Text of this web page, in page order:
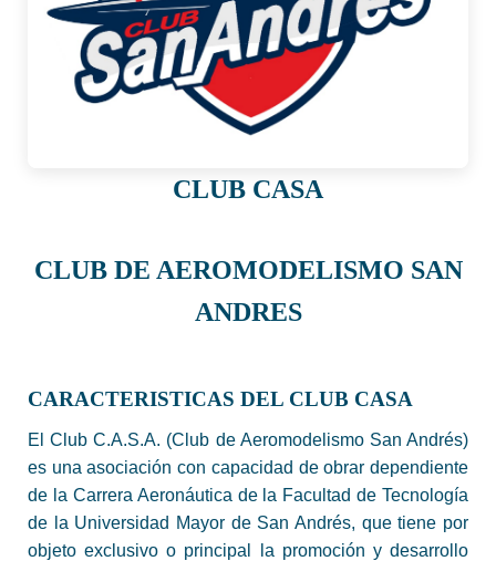
CLUB CASA
CLUB DE AEROMODELISMO SAN
ANDRES
CARACTERISTICAS DEL CLUB CASA
El Club C.A.S.A. (Club de Aeromodelismo San Andrés)
es una asociación con capacidad de obrar dependiente
de la Carrera Aeronáutica de la Facultad de Tecnología
de la Universidad Mayor de San Andrés, que tiene por
objeto exclusivo o principal la promoción y desarrollo